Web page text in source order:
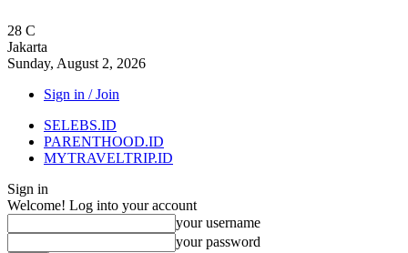
28 C
Jakarta
Sunday, August 2, 2026
Sign in / Join
SELEBS.ID
PARENTHOOD.ID
MYTRAVELTRIP.ID
Sign in
Welcome! Log into your account
your username
your password